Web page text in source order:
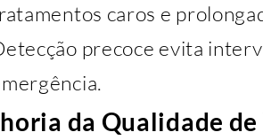
caros e
precoce evita
da Qualidade